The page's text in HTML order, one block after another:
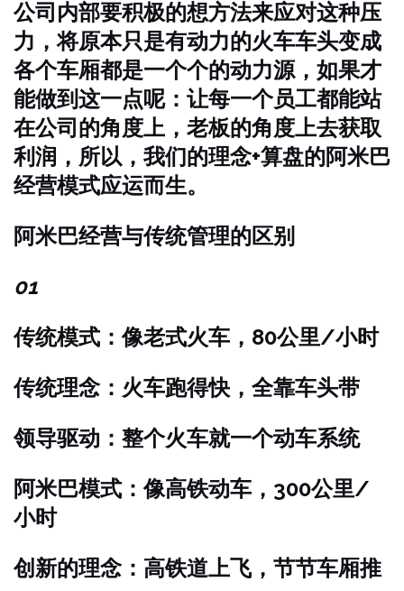
公司内部要积极的想方法来应对这种压
力，将原本只是有动力的火车车头变成
各个车厢都是一个个的动力源，如果才
能做到这一点呢：让每一个员工都能站
在公司的角度上，老板的角度上去获取
利润，所以，我们的理念+算盘的阿米巴
经营模式应运而生。
阿米巴经营与传统管理的区别
01
传统模式：像老式火车，80公里/小时
传统理念：火车跑得快，全靠车头带
领导驱动：整个火车就一个动车系统
阿米巴模式：像高铁动车，300公里/
小时
创新的理念：高铁道上飞，节节车厢推